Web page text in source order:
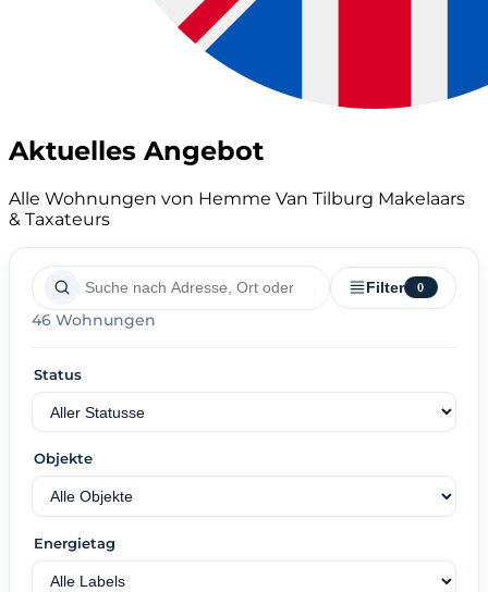
Aktuelles Angebot
Alle Wohnungen von Hemme Van Tilburg Makelaars
& Taxateurs
Filter 0
46 Wohnungen
Status
Objekte
Energietag